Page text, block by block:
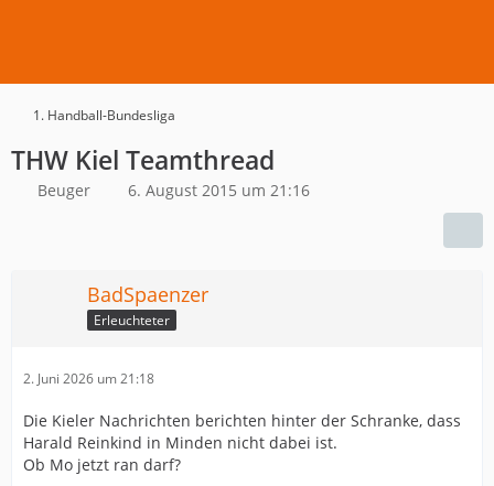
1. Handball-Bundesliga
THW Kiel Teamthread
Beuger 6. August 2015 um 21:16
BadSpaenzer
Erleuchteter
2. Juni 2026 um 21:18
Die Kieler Nachrichten berichten hinter der Schranke, dass
Harald Reinkind in Minden nicht dabei ist.
Ob Mo jetzt ran darf?